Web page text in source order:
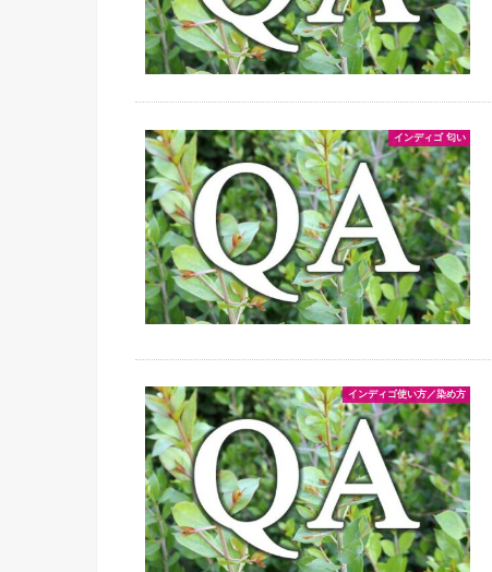
インディゴ 匂い
インディゴ使い方／染め方